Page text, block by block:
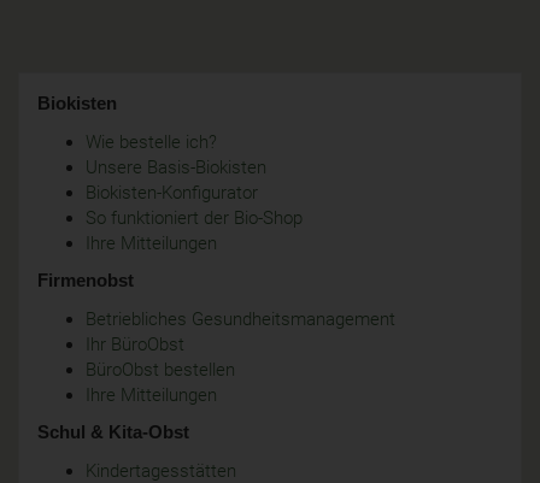
Biokisten
Wie bestelle ich?
Unsere Basis-Biokisten
Biokisten-Konfigurator
So funktioniert der Bio-Shop
Ihre Mitteilungen
Firmenobst
Betriebliches Gesundheitsmanagement
Ihr BüroObst
BüroObst bestellen
Ihre Mitteilungen
Schul & Kita-Obst
Kindertagesstätten